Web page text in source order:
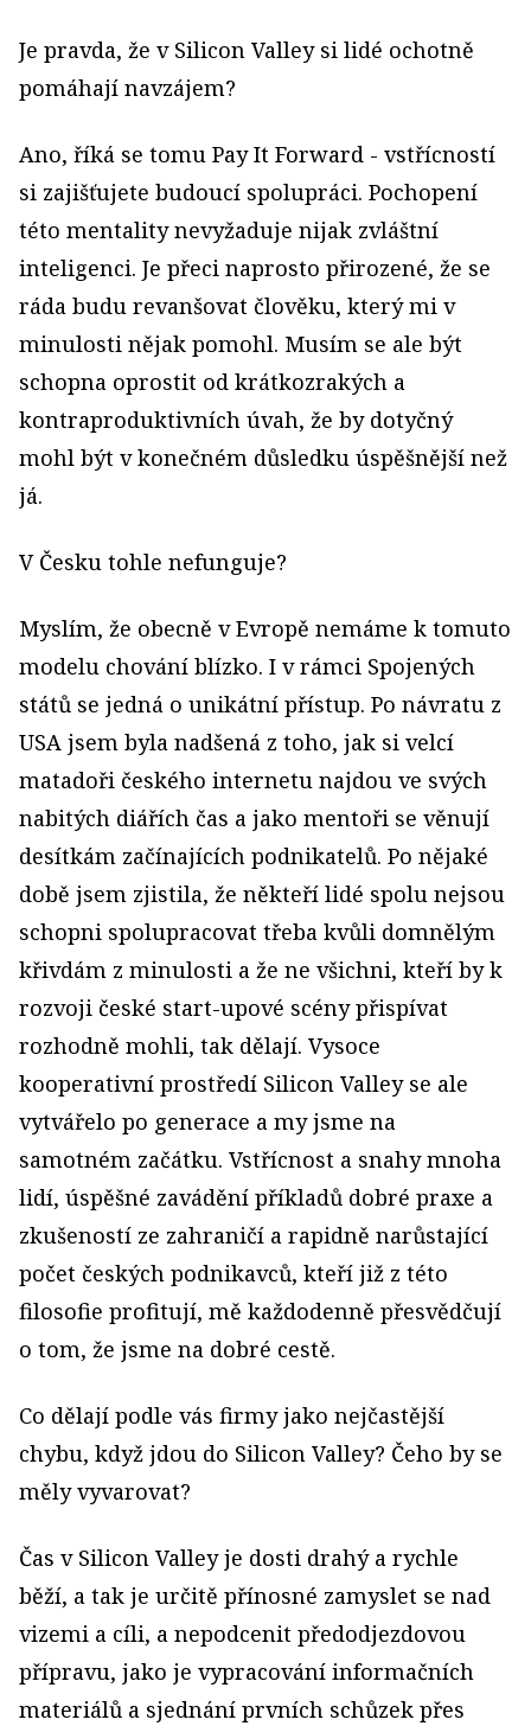
Je pravda, že v Silicon Valley si lidé ochotně
pomáhají navzájem?
Ano, říká se tomu Pay It Forward - vstřícností
si zajišťujete budoucí spolupráci. Pochopení
této mentality nevyžaduje nijak zvláštní
inteligenci. Je přeci naprosto přirozené, že se
ráda budu revanšovat člověku, který mi v
minulosti nějak pomohl. Musím se ale být
schopna oprostit od krátkozrakých a
kontraproduktivních úvah, že by dotyčný
mohl být v konečném důsledku úspěšnější než
já.
V Česku tohle nefunguje?
Myslím, že obecně v Evropě nemáme k tomuto
modelu chování blízko. I v rámci Spojených
států se jedná o unikátní přístup. Po návratu z
USA jsem byla nadšená z toho, jak si velcí
matadoři českého internetu najdou ve svých
nabitých diářích čas a jako mentoři se věnují
desítkám začínajících podnikatelů. Po nějaké
době jsem zjistila, že někteří lidé spolu nejsou
schopni spolupracovat třeba kvůli domnělým
křivdám z minulosti a že ne všichni, kteří by k
rozvoji české start-upové scény přispívat
rozhodně mohli, tak dělají. Vysoce
kooperativní prostředí Silicon Valley se ale
vytvářelo po generace a my jsme na
samotném začátku. Vstřícnost a snahy mnoha
lidí, úspěšné zavádění příkladů dobré praxe a
zkušeností ze zahraničí a rapidně narůstající
počet českých podnikavců, kteří již z této
filosofie profitují, mě každodenně přesvědčují
o tom, že jsme na dobré cestě.
Co dělají podle vás firmy jako nejčastější
chybu, když jdou do Silicon Valley? Čeho by se
měly vyvarovat?
Čas v Silicon Valley je dosti drahý a rychle
běží, a tak je určitě přínosné zamyslet se nad
vizemi a cíli, a nepodcenit předodjezdovou
přípravu, jako je vypracování informačních
materiálů a sjednání prvních schůzek přes